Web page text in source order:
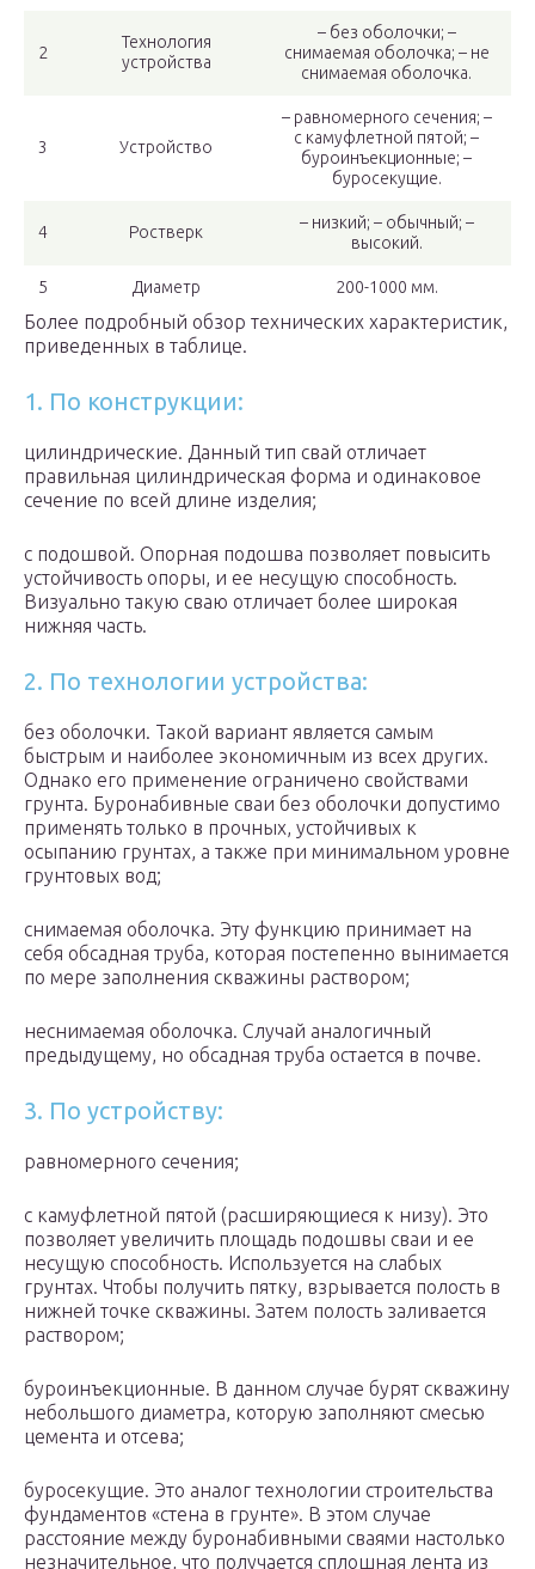
2
Технология
устройства
– без оболочки; –
снимаемая оболочка; – не
снимаемая оболочка.
3 Устройство
– равномерного сечения; –
с камуфлетной пятой; –
буроинъекционные; –
буросекущие.
4 Ростверк
– низкий; – обычный; –
высокий.
5 Диаметр 200-1000 мм.
Более подробный обзор технических характеристик,
приведенных в таблице.
1. По конструкции:
цилиндрические. Данный тип свай отличает
правильная цилиндрическая форма и одинаковое
сечение по всей длине изделия;
с подошвой. Опорная подошва позволяет повысить
устойчивость опоры, и ее несущую способность.
Визуально такую сваю отличает более широкая
нижняя часть.
2. По технологии устройства:
без оболочки. Такой вариант является самым
быстрым и наиболее экономичным из всех других.
Однако его применение ограничено свойствами
грунта. Буронабивные сваи без оболочки допустимо
применять только в прочных, устойчивых к
осыпанию грунтах, а также при минимальном уровне
грунтовых вод;
снимаемая оболочка. Эту функцию принимает на
себя обсадная труба, которая постепенно вынимается
по мере заполнения скважины раствором;
неснимаемая оболочка. Случай аналогичный
предыдущему, но обсадная труба остается в почве.
3. По устройству:
равномерного сечения;
с камуфлетной пятой (расширяющиеся к низу). Это
позволяет увеличить площадь подошвы сваи и ее
несущую способность. Используется на слабых
грунтах. Чтобы получить пятку, взрывается полость в
нижней точке скважины. Затем полость заливается
раствором;
буроинъекционные. В данном случае бурят скважину
небольшого диаметра, которую заполняют смесью
цемента и отсева;
буросекущие. Это аналог технологии строительства
фундаментов «стена в грунте». В этом случае
расстояние между буронабивными сваями настолько
незначительное, что получается сплошная лента из